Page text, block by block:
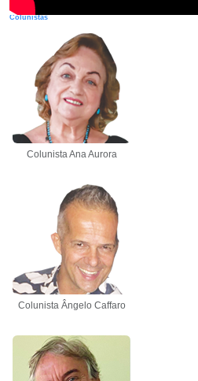
Colunistas
Colunista Ana Aurora
Colunista Ângelo Caffaro